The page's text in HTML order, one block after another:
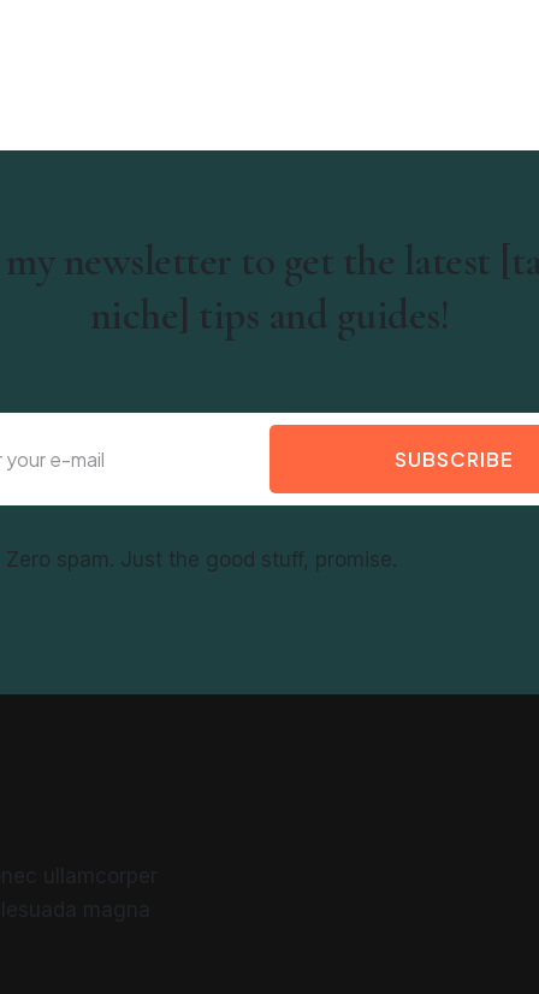
newsletter to get the latest
niche] tips and guides!
SUBSCRIBE
Zero spam. Just the good stuff, promise.